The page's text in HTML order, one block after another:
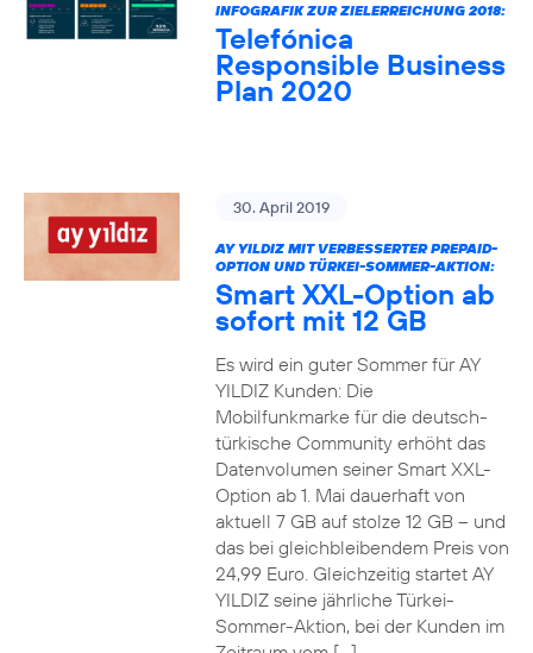
INFOGRAFIK ZUR ZIELERREICHUNG 2018:
Telefónica
Responsible Business
Plan 2020
30. April 2019
AY YILDIZ MIT VERBESSERTER PREPAID-
OPTION UND TÜRKEI-SOMMER-AKTION:
Smart XXL-Option ab
sofort mit 12 GB
Es wird ein guter Sommer für AY
YILDIZ Kunden: Die
Mobilfunkmarke für die deutsch-
türkische Community erhöht das
Datenvolumen seiner Smart XXL-
Option ab 1. Mai dauerhaft von
aktuell 7 GB auf stolze 12 GB – und
das bei gleichbleibendem Preis von
24,99 Euro. Gleichzeitig startet AY
YILDIZ seine jährliche Türkei-
Sommer-Aktion, bei der Kunden im